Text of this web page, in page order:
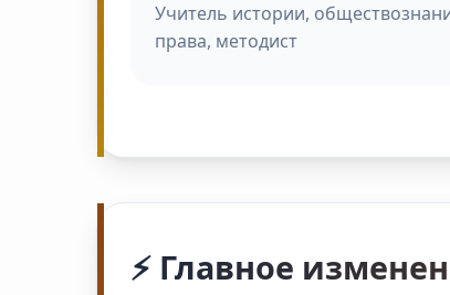
Учитель истории,
права, методист
⚡ Главное